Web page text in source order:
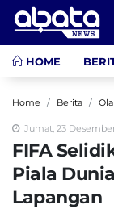
HOME
Home Berita
Jumat, 23
FIFA
Piala
Lapangan